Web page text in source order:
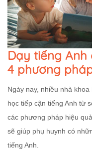
Dạy tiếng Anh
4 phương
Ngày nay, nhiều nhà
học tiếp cận tiếng Anh từ
các phương pháp hiệu
sẽ giúp phụ huynh có
tiếng Anh.